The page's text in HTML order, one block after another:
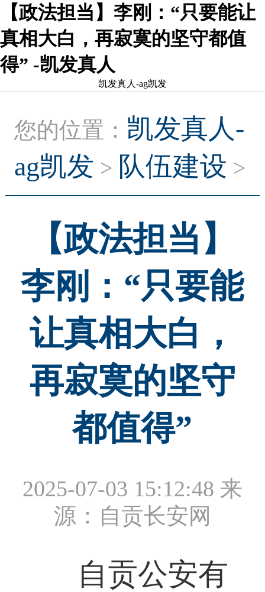
【政法担当】李刚：“只要能让
真相大白，再寂寞的坚守都值
得” -凯发真人
凯发真人-ag凯发
您的位置： 凯发真人-
ag凯发 > 队伍建设 >
【政法担当】
李刚：“只要能
让真相大白，
再寂寞的坚守
都值得”
2025-07-03 15:12:48 来
源：自贡长安网
自贡公安有